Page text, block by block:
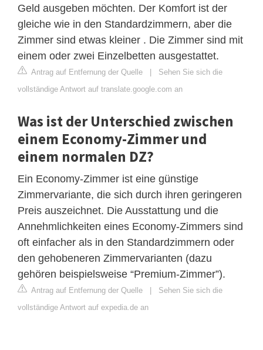
Geld ausgeben möchten. Der Komfort ist der
gleiche wie in den Standardzimmern, aber die
Zimmer sind etwas kleiner . Die Zimmer sind mit
einem oder zwei Einzelbetten ausgestattet.
Antrag auf Entfernung der Quelle
Sehen Sie sich die
vollständige Antwort auf translate.google.com an
Was ist der Unterschied zwischen
einem Economy-Zimmer und
einem normalen DZ?
Ein Economy-Zimmer ist eine günstige
Zimmervariante, die sich durch ihren geringeren
Preis auszeichnet. Die Ausstattung und die
Annehmlichkeiten eines Economy-Zimmers sind
oft einfacher als in den Standardzimmern oder
den gehobeneren Zimmervarianten (dazu
gehören beispielsweise “Premium-Zimmer”).
Antrag auf Entfernung der Quelle
Sehen Sie sich die
vollständige Antwort auf expedia.de an